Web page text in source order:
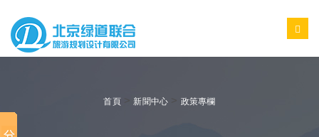
首頁> 新聞中心 政策專欄